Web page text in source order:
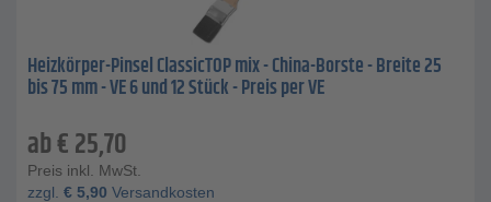
Heizkörper-Pinsel ClassicTOP mix - China-Borste - Breite 25
bis 75 mm - VE 6 und 12 Stück - Preis per VE
ab€25,70
Preis inkl. MwSt.
zzgl. € 5,90 Versandkosten